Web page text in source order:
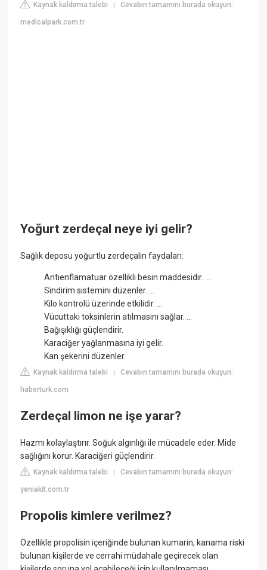
Kaynak kaldırma talebi |Cevabın tamamını burada okuyun:
medicalpark.com.tr
Yoğurt zerdeçal neye iyi gelir?
Sağlık deposu yoğurtlu zerdeçalın faydaları:
Antienflamatuar özellikli besin maddesidir. ...
Sindirim sistemini düzenler. ...
Kilo kontrolü üzerinde etkilidir. ...
Vücuttaki toksinlerin atılmasını sağlar. ...
Bağışıklığı güçlendirir.
Karaciğer yağlanmasına iyi gelir.
Kan şekerini düzenler.
Kaynak kaldırma talebi |Cevabın tamamını burada okuyun:
haberturk.com
Zerdeçal limon ne işe yarar?
Hazmı kolaylaştırır. Soğuk algınlığı ile mücadele eder. Mide
sağlığını korur. Karaciğeri güçlendirir.
Kaynak kaldırma talebi |Cevabın tamamını burada okuyun:
yeniakit.com.tr
Propolis kimlere verilmez?
Özellikle propolisin içeriğinde bulunan kumarin, kanama riski
bulunan kişilerde ve cerrahi müdahale geçirecek olan